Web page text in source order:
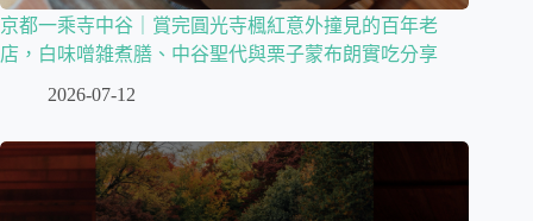
京都一乘寺中谷｜賞完圓光寺楓紅意外撞見的百年老
店，白味噌雑煮膳、中谷聖代與栗子蒙布朗實吃分享
2026-07-12